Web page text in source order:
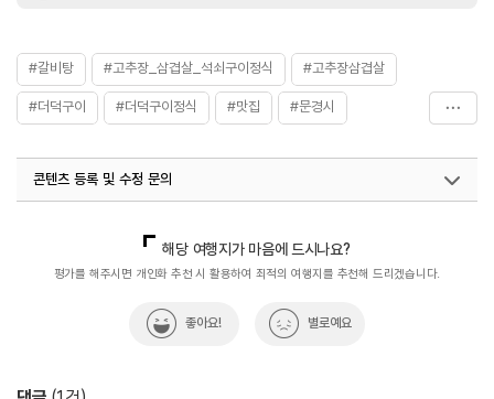
#갈비탕 #고추장_삼겹살_석쇠구이정식 #고추장삼겹살
#더덕구이 #더덕구이정식 #맛집 #문경시
콘텐츠 등록 및 수정 문의
해당 여행지가 마음에 드시나요?
평가를 해주시면 개인화 추천 시 활용하여 최적의 여행지를 추천해 드리겠습니다.
좋아요! 별로예요